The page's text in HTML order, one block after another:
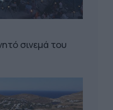
σινεμά του